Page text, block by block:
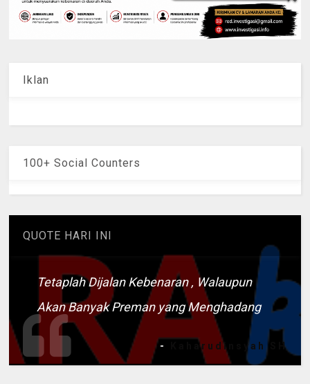
Iklan
100+ Social Counters
QUOTE HARI INI
Tetaplah Dijalan Kebenaran , Walaupun
Akan Banyak Preman yang Menghadang
- Kaharudinsyah SH